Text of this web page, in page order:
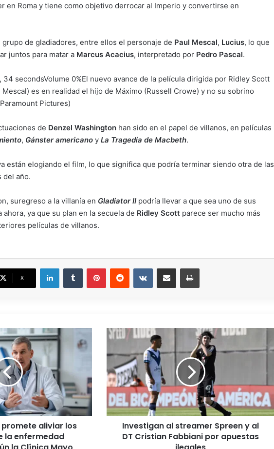
en Roma y tiene como objetivo derrocar al Imperio y convertirse en
de gladiadores, entre ellos el personaje de Paul Mescal, Lucius, lo que
juntos para matar a Marcus Acacius, interpretado por Pedro Pascal.
34 secondsVolume 0%El nuevo avance de la película dirigida por Ridley Scott
es en realidad el hijo de Máximo (Russell Crowe) y no su sobrino
Pictures)
de Denzel Washington han sido en el papel de villanos, en películas
, Gánster americano y La Tragedia de Macbeth.
están elogiando el film, lo que significa que podría terminar siendo otra de las
del año.
suregreso a la villanía en Gladiator II podría llevar a que sea uno de sus
ahora, ya que su plan en la secuela de Ridley Scott parece ser mucho más
películas de villanos.
X
promete aliviar los
la enfermedad
Investigan al streamer Spreen y al
DT Cristian Fabbiani por apuestas